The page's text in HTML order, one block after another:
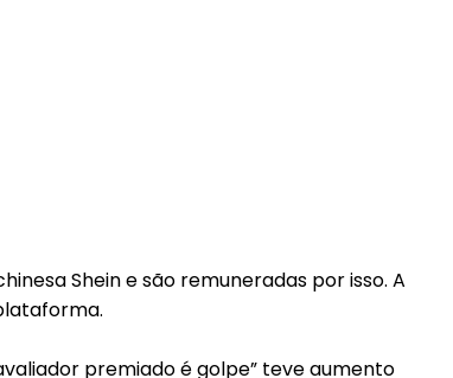
Shein e são remuneradas por isso. A
premiado é golpe” teve aumento